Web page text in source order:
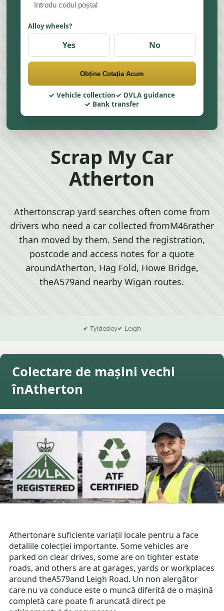
Alloy wheels?
Yes No
Obține Cotația Acum
Vehicle collection
DVLA guidance
Bank transfer
Scrap My Car
Atherton
Athertonscrap yard searches often come from
drivers who need a car collected fromM46rather
than moved by them. Send the registration,
postcode and access notes for a quote
aroundAtherton, Hag Fold, Howe Bridge,
theA579and nearby Wigan routes.
✔ Tyldesley✔ Leigh
Colectare de mașini vechi
înAtherton
Athertonare suficiente variații locale pentru a face
detaliile colecției importante. Some vehicles are
parked on clear drives, some are on tighter estate
roads, and others are at garages, yards or workplaces
around theA579and Leigh Road. Un non alergător
care nu va conduce este o muncă diferită de o mașină
completă care poate fi aruncată direct pe